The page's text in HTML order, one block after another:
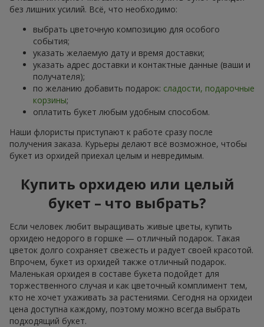
без лишних усилий. Всё, что необходимо:
выбрать цветочную композицию для особого
события;
указать желаемую дату и время доставки;
указать адрес доставки и контактные данные (ваши и
получателя);
по желанию добавить подарок: сладости, подарочные
корзины;
оплатить букет любым удобным способом.
Наши флористы приступают к работе сразу после
получения заказа. Курьеры делают всё возможное, чтобы
букет из орхидей приехал целым и невредимым.
Купить орхидею или целый
букет – что выбрать?
Если человек любит выращивать живые цветы, купить
орхидею недорого в горшке — отличный подарок. Такая
цветок долго сохраняет свежесть и радует своей красотой.
Впрочем, букет из орхидей также отличный подарок.
Маленькая орхидея в составе букета подойдет для
торжественного случая и как цветочный комплимент тем,
кто не хочет ухаживать за растениями. Сегодня на орхидеи
цена доступна каждому, поэтому можно всегда выбрать
подходящий букет.